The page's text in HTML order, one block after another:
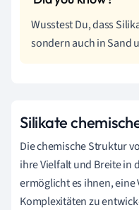
Wusstest Du, dass
sondern auch in Sand
Silikate
Die chemische Struktur
ihre Vielfalt und Breite in
ermöglicht es ihnen, eine
Komplexitäten zu